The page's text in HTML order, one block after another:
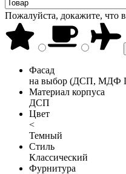
Пожалуйста, докажите, что
Фасад
на выбор (ДСП, МДФ
Материал корпуса
ДСП
Цвет
<
Темный
Стиль
Классический
Фурнитура